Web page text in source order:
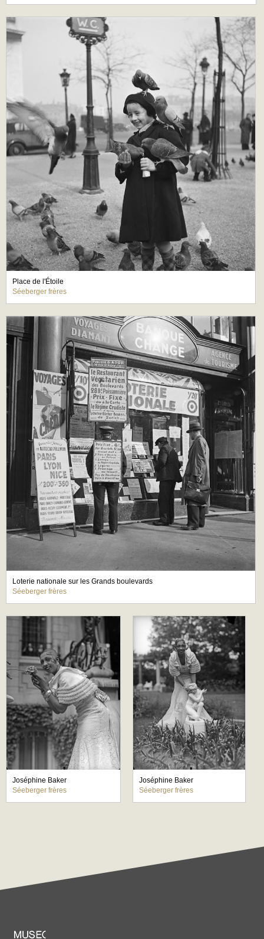
Place de l'Étoile
Séeberger frères
Loterie nationale sur les Grands boulevards
Séeberger frères
Joséphine Baker
Séeberger frères
Joséphine Baker
Séeberger frères